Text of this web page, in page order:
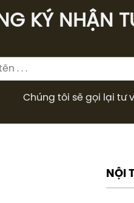
KÝ NHẬN
Chúng tôi sẽ gọi lại tư
NỘI